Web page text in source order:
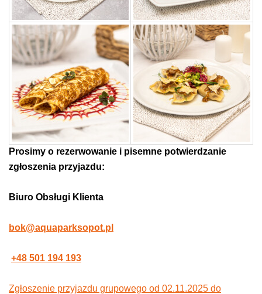
Prosimy o rezerwowanie i pisemne potwierdzanie
zgłoszenia przyjazdu:
Biuro Obsługi Klienta
bok@aquaparksopot.pl
+48 501 194 193
Zgłoszenie przyjazdu grupowego od 02.11.2025 do